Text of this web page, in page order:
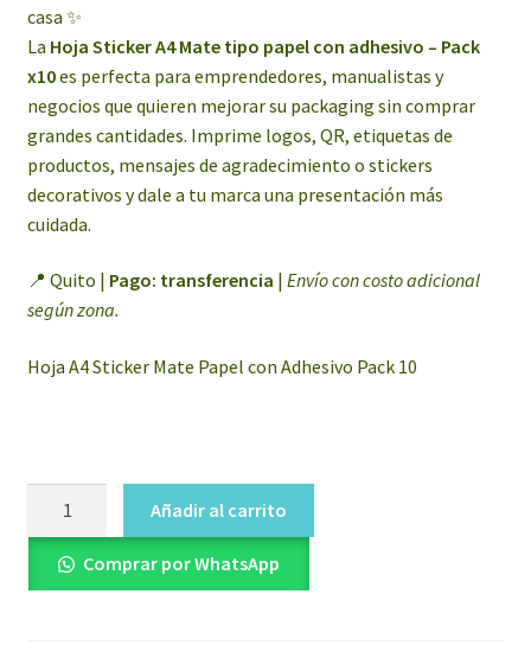
casa ✨
La Hoja Sticker A4 Mate tipo papel con adhesivo – Pack
x10es perfecta para emprendedores, manualistas y
negocios que quieren mejorar su packaging sin comprar
grandes cantidades. Imprime logos, QR, etiquetas de
productos, mensajes de agradecimiento o stickers
decorativos y dale a tu marca una presentación más
cuidada.
📍 Quito | Pago: transferencia | Envío con costo adicional
según zona.
Hoja A4 Sticker Mate Papel con Adhesivo Pack 10
Mate
Añadir al carrito
Comprar por WhatsApp